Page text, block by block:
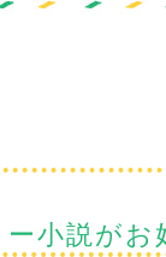
ー小説がお